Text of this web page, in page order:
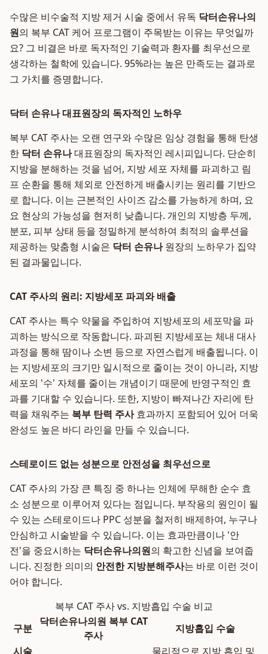
수많은 비수술적 지방 제거 시술 중에서 유독 닥터손유나의
원의 복부 CAT 케어 프로그램이 주목받는 이유는 무엇일까
요? 그 비결은 바로 독자적인 기술력과 환자를 최우선으로
생각하는 철학에 있습니다. 95%라는 높은 만족도는 결과로
그 가치를 증명합니다.
닥터 손유나 대표원장의 독자적인 노하우
복부 CAT 주사는 오랜 연구와 수많은 임상 경험을 통해 탄생
한 닥터 손유나대표원장의 독자적인 레시피입니다. 단순히
지방을 분해하는 것을 넘어, 지방 세포 자체를 파괴하고 림
프 순환을 통해 체외로 안전하게 배출시키는 원리를 기반으
로 합니다. 이는 근본적인 사이즈 감소를 가능하게 하며, 요
요 현상의 가능성을 현저히 낮춥니다. 개인의 지방층 두께,
분포, 피부 상태 등을 정밀하게 분석하여 최적의 솔루션을
제공하는 맞춤형 시술은 닥터 손유나원장의 노하우가 집약
된 결과물입니다.
CAT 주사의 원리: 지방세포 파괴와 배출
CAT 주사는 특수 약물을 주입하여 지방세포의 세포막을 파
괴하는 방식으로 작동합니다. 파괴된 지방세포는 체내 대사
과정을 통해 땀이나 소변 등으로 자연스럽게 배출됩니다. 이
는 지방세포의 크기만 일시적으로 줄이는 것이 아니라, 지방
세포의 '수' 자체를 줄이는 개념이기 때문에 반영구적인 효
과를 기대할 수 있습니다. 또한, 지방이 빠져나간 자리에 탄
력을 채워주는 복부 탄력 주사효과까지 포함되어 있어 더욱
완성도 높은 바디 라인을 만들 수 있습니다.
스테로이드 없는 성분으로 안전성을 최우선으로
CAT 주사의 가장 큰 특징 중 하나는 인체에 무해한 순수 효
소 성분으로 이루어져 있다는 점입니다. 부작용의 원인이 될
수 있는 스테로이드나 PPC 성분을 철저히 배제하여, 누구나
안심하고 시술받을 수 있습니다. 이는 효과만큼이나 '안
전'을 중요시하는 닥터손유나의원의 확고한 신념을 보여줍
니다. 진정한 의미의 안전한 지방분해주사는 바로 이런 것이
어야 합니다.
복부 CAT 주사 vs. 지방흡입 수술 비교
구분
닥터손유나의원 복부 CAT
주사
지방흡입 수술
시술
물리적으로 지방 흡입 및